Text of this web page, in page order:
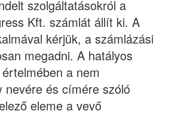
szolgáltatásokról a
Kft. számlát állít ki. A
kérjük, a számlázási
megadni. A hatályos
a nem
nevére és címére szóló
eleme a vevő